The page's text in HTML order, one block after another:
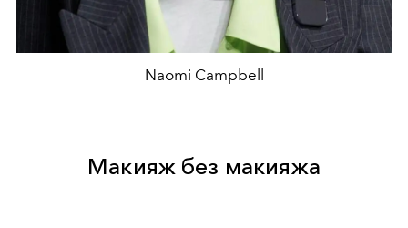
Naomi Campbell
Макияж без макияжа